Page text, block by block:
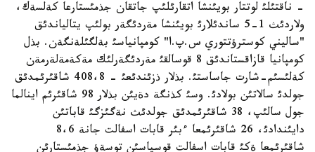
- ناقتئلئ لوتتار بويئنشا اتقارئلئپ جاتقان جذمئستارعا كةلسةك،
ولاردئث 1-5 ساندئلارئ بويئنشا مةردئگةر بولئپ يتالياندئق
"ساليني كوسترؤتتوري س.پ.ا" كومپانياسئ بةلگئلةنگةن. بذل
كومپانيا قازاقستاندئق 8 قوسالقئ مةردئگةرلئك مةكةمةلةرمةن
كةلئسئم-شارت جاساستئ. بذلار ذزئندئعئ - 408،8 شاقئرئمدئق
جولدئ سالاتئن بولادئ. وسئ كذنگة دةيئن بذلار 98 شاقئرئم اينالما
جول سالئپ، 38 شاقئرئمدئق جولدئث نةگئزگئ قاباتئن
دايئندادئ، 26 شاقئرئمعا ءبئر قابات اسفالت جانة 8،6